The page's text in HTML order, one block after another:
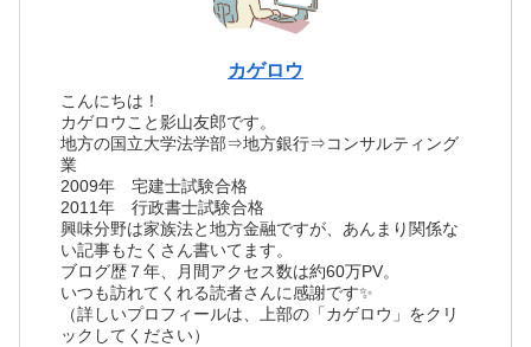
カゲロウ
こんにちは！
カゲロウこと影山友郎です。
地方の国立大学法学部⇒地方銀行⇒コンサルティング
業
2009年 宅建士試験合格
2011年 行政書士試験合格
興味分野は家族法と地方金融ですが、あんまり関係な
い記事もたくさん書いてます。
ブログ歴７年、月間アクセス数は約60万PV。
いつも訪れてくれる読者さんに感謝です✨
（詳しいプロフィールは、上部の「カゲロウ」をクリ
ックしてください）